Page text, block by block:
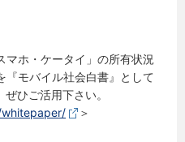
マホ・ケータイ」の所有状況
『モバイル社会白書』として
ひご活用下さい。
＞